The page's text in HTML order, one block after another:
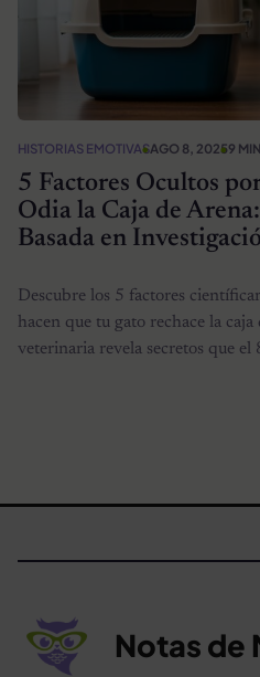
HISTORIAS EMOTIVASAGO 8, 20259 MIN
5 Factores Ocultos
Odia la Caja de
Basada en
Descubre los 5 factores
hacen que tu gato rechace la
veterinaria revela secretos que el
Notas de